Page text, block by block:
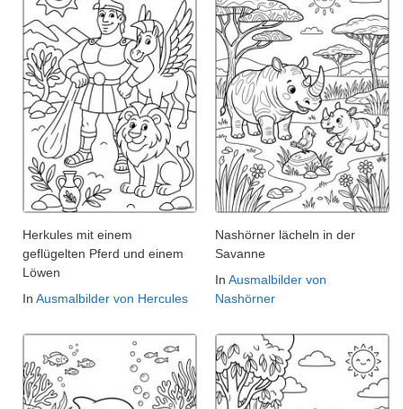
Herkules mit einem
geflügelten Pferd und einem
Löwen
In Ausmalbilder von Hercules
Nashörner lächeln in der
Savanne
In Ausmalbilder von
Nashörner